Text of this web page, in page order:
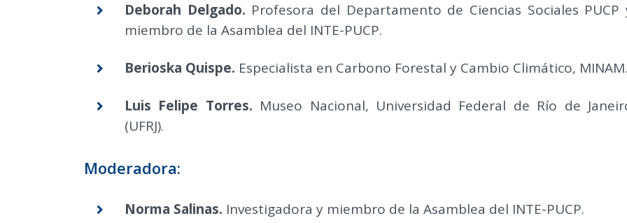
Deborah Delgado. Profesora del Departamento de Ciencias Sociales PUCP
miembro de la Asamblea del INTE-PUCP.
Berioska Quispe. Especialista en Carbono Forestal y Cambio Climático, MINAM.
Luis Felipe Torres. Museo Nacional, Universidad Federal de Río de
(UFRJ).
Moderadora:
Norma Salinas. Investigadora y miembro de la Asamblea del INTE-PUCP.